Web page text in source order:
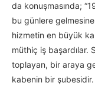
da konuşmasında;
bu günlere
hizmetin en büyük
müthiç iş başardılar.
toplayan, bir araya
kabenin bir